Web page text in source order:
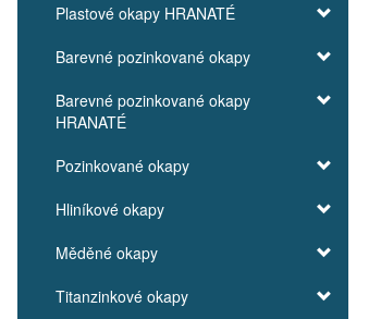
Plastové okapy HRANATÉ
Barevné pozinkované okapy
Barevné pozinkované okapy
HRANATÉ
Pozinkované okapy
Hliníkové okapy
Měděné okapy
Titanzinkové okapy